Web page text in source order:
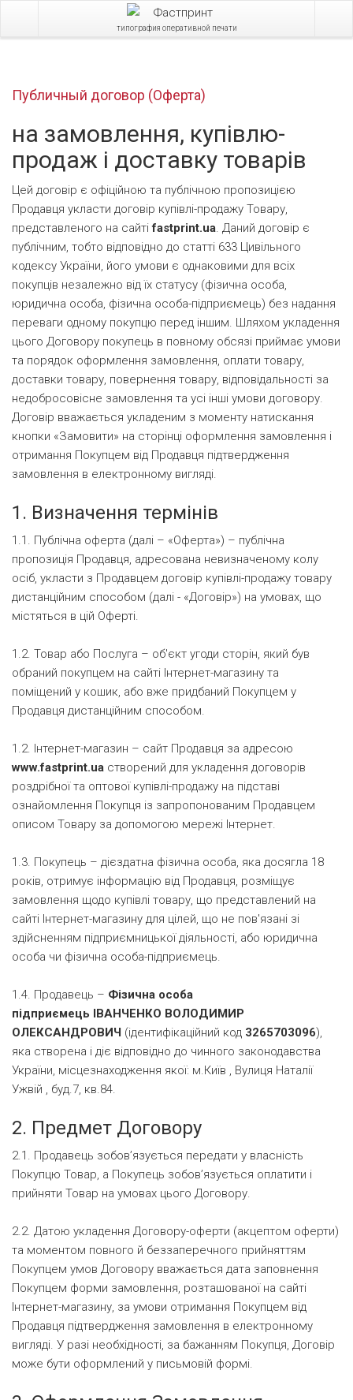
типография оперативной печати
Публичный договор (Оферта)
на замовлення, купівлю-
продаж і доставку товарів
Цей договір є офіційною та публічною пропозицією
Продавця укласти договір купівлі-продажу Товару,
представленого на сайтіfastprint.ua. Даний договір є
публічним, тобто відповідно до статті 633 Цивільного
кодексу України, його умови є однаковими для всіх
покупців незалежно від їх статусу (фізична особа,
юридична особа, фізична особа-підприємець) без надання
переваги одному покупцю перед іншим. Шляхом укладення
цього Договору покупець в повному обсязі приймає умови
та порядок оформлення замовлення, оплати товару,
доставки товару, повернення товару, відповідальності за
недобросовісне замовлення та усі інші умови договору.
Договір вважається укладеним з моменту натискання
кнопки «Замовити» на сторінці оформлення замовлення і
отримання Покупцем від Продавця підтвердження
замовлення в електронному вигляді.
1. Визначення термінів
1.1. Публічна оферта (далі – «Оферта») – публічна
пропозиція Продавця, адресована невизначеному колу
осіб, укласти з Продавцем договір купівлі-продажу товару
дистанційним способом (далі - «Договір») на умовах, що
містяться в цій Оферті.
1.2. Товар або Послуга – об'єкт угоди сторін, який був
обраний покупцем на сайті Інтернет-магазину та
поміщений у кошик, або вже придбаний Покупцем у
Продавця дистанційним способом.
1.2. Інтернет-магазин – сайт Продавця за адресою
www.fastprint.ua створений для укладення договорів
роздрібної та оптової купівлі-продажу на підставі
ознайомлення Покупця із запропонованим Продавцем
описом Товару за допомогою мережі Інтернет.
1.3. Покупець – дієздатна фізична особа, яка досягла 18
років, отримує інформацію від Продавця, розміщує
замовлення щодо купівлі товару, що представлений на
сайті Інтернет-магазину для цілей, що не пов'язані зі
здійсненням підприємницької діяльності, або юридична
особа чи фізична особа-підприємець.
1.4. Продавець – Фізична особа
підприємець ІВАНЧЕНКО ВОЛОДИМИР
ОЛЕКСАНДРОВИЧ (ідентифікаційний код 3265703096),
яка створена і діє відповідно до чинного законодавства
України, місцезнаходження якої: м.Київ , Вулиця Наталії
Ужвій , буд.7, кв.84.
2. Предмет Договору
2.1. Продавець зобов’язується передати у власність
Покупцю Товар, а Покупець зобов’язується оплатити і
прийняти Товар на умовах цього Договору.
2.2. Датою укладення Договору-оферти (акцептом оферти)
та моментом повного й беззаперечного прийняттям
Покупцем умов Договору вважається дата заповнення
Покупцем форми замовлення, розташованої на сайті
Інтернет-магазину, за умови отримання Покупцем від
Продавця підтвердження замовлення в електронному
вигляді. У разі необхідності, за бажанням Покупця, Договір
може бути оформлений у письмовій формі.